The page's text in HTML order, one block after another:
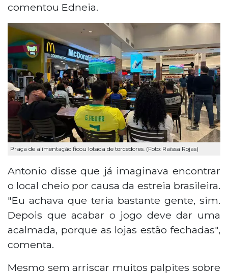
comentou Edneia.
Praça de alimentação ficou lotada de torcedores. (Foto: Raíssa Rojas)
Antonio disse que já imaginava encontrar
o local cheio por causa da estreia brasileira.
"Eu achava que teria bastante gente, sim.
Depois que acabar o jogo deve dar uma
acalmada, porque as lojas estão fechadas",
comenta.
Mesmo sem arriscar muitos palpites sobre